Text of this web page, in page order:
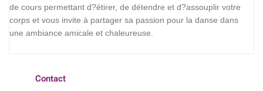
de cours permettant d?étirer, de détendre et d?assouplir votre
corps et vous invite à partager sa passion pour la danse dans
une ambiance amicale et chaleureuse.
Contact